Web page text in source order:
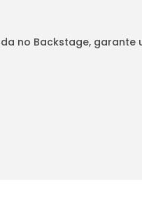
no Backstage, garante